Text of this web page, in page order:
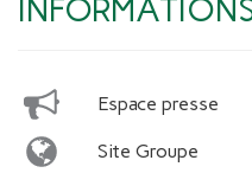
Espace presse
Site Groupe